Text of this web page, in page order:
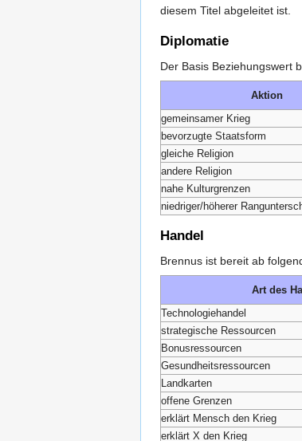
diesem Titel abgeleitet ist.
Diplomatie
Der Basis Beziehungswert
Aktion
gemeinsamer Krieg
bevorzugte Staatsform
gleiche Religion
andere Religion
nahe Kulturgrenzen
niedriger/höherer
Handel
Brennus ist bereit ab
Art des
Technologiehandel
strategische Ressourcen
Bonusressourcen
Gesundheitsressourcen
Landkarten
offene Grenzen
erklärt Mensch den Krieg
erklärt X den Krieg